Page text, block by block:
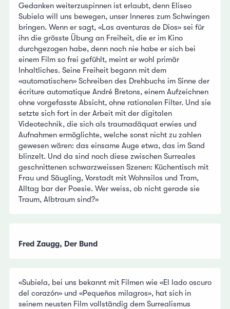
Gedanken weiterzuspinnen ist erlaubt, denn Eliseo
Subiela will uns bewegen, unser Inneres zum Schwingen
bringen. Wenn er sagt, «Las aventuras de Dios» sei für
ihn die grösste Übung an Freiheit, die er im Kino
durchgezogen habe, denn noch nie habe er sich bei
einem Film so frei gefühlt, meint er wohl primär
Inhaltliches. Seine Freiheit begann mit dem
«automatischen» Schreiben des Drehbuchs im Sinne der
écriture automatique André Bretons, einem Aufzeichnen
ohne vorgefasste Absicht, ohne rationalen Filter. Und sie
setzte sich fort in der Arbeit mit der digitalen
Videotechnik, die sich als traumadäquat erwies und
Aufnahmen ermöglichte, welche sonst nicht zu zahlen
gewesen wären: das einsame Auge etwa, das im Sand
blinzelt. Und da sind noch diese zwischen Surreales
geschnittenen schwarzweissen Szenen: Küchentisch mit
Frau und Säugling, Vorstadt mit Wohnsilos und Tram,
Alltag bar der Poesie. Wer weiss, ob nicht gerade sie
Traum, Albtraum sind?»
Fred Zaugg, Der Bund
«Subiela, bei uns bekannt mit Filmen wie «El lado oscuro
del corazón» und «Pequeños milagros», hat sich in
seinem neusten Film vollständig dem Surrealismus